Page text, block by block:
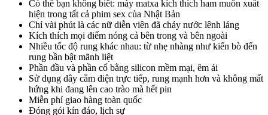
Có thể bạn không biết: máy matxa kích thích ham muốn xuất
hiện trong tất cả phim sex của Nhật Bản
Chỉ vài phút là các nữ diễn viên đã chảy nước lênh láng
Kích thích mọi điểm nóng cả bên trong và bên ngoài
Nhiều tốc độ rung khác nhau: từ nhẹ nhàng như kiến bò đến
rung bần bật mãnh liệt
Phần đầu và phần cổ bằng silicon mềm mại, êm ái
Sử dụng dây cắm điện trực tiếp, rung mạnh hơn và không mất
hứng khi đang lên cao trào mà hết pin
Miễn phí giao hàng toàn quốc
Đóng gói kín đáo, lịch sự